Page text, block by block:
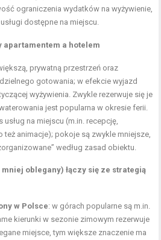
ograniczenia wydatków na wyżywienie,
dostępne na miejscu.
apartamentem a hotelem
prywatną przestrzeń oraz
gotowania; w efekcie wyjazd
wyżywienia. Zwykle rezerwuje się je
jest popularna w okresie ferii.
na miejscu (m.in. recepcję,
też animacje); pokoje są zwykle mniejsze,
według zasad obiektu.
oblegany) łączy się ze strategią
w Polsce: w górach popularne są m.in.
kierunki w sezonie zimowym rezerwuje
miejsce, tym większe znaczenie ma